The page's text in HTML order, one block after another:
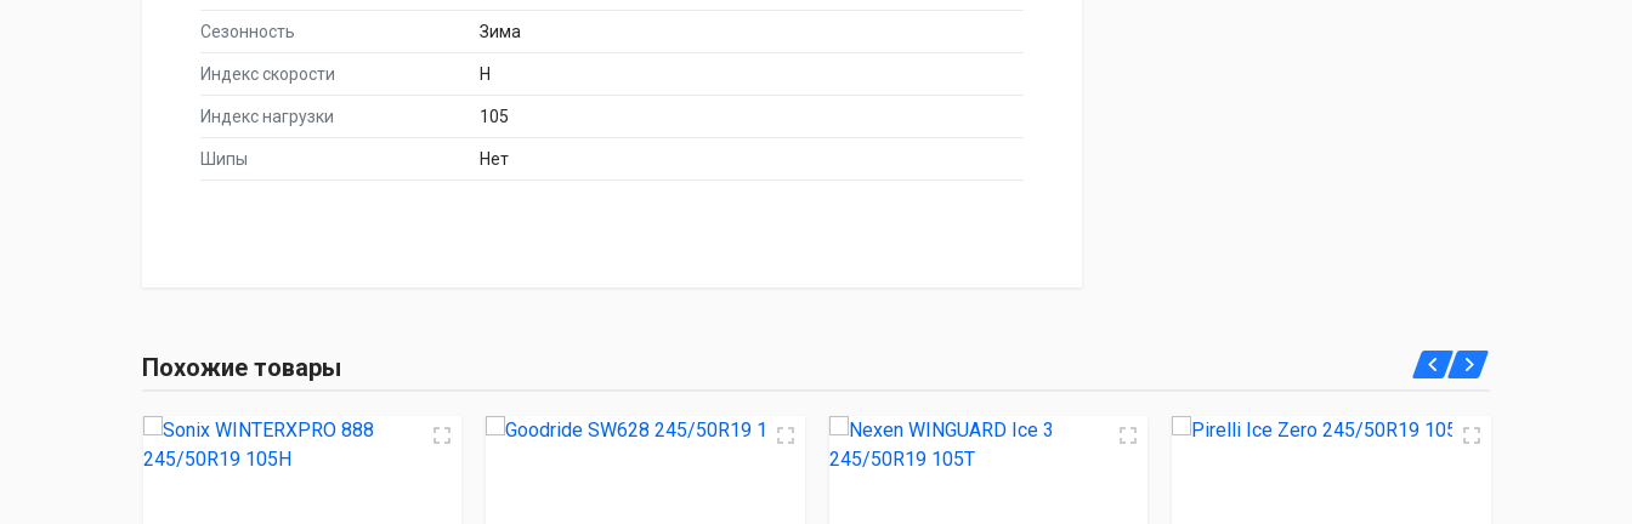
Сезонность Зима
Индекс скорости H
Индекс нагрузки 105
Шипы Нет
Nexen WINGUARD Ice 3 245/50R19 105T 12 020.00 ₽
Похожие товары